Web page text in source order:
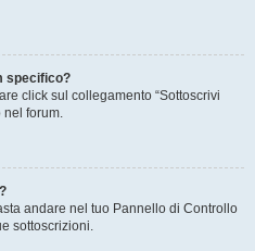
specifico?
click sul collegamento “Sottoscrivi
forum.
andare nel tuo Pannello di Controllo
sottoscrizioni.